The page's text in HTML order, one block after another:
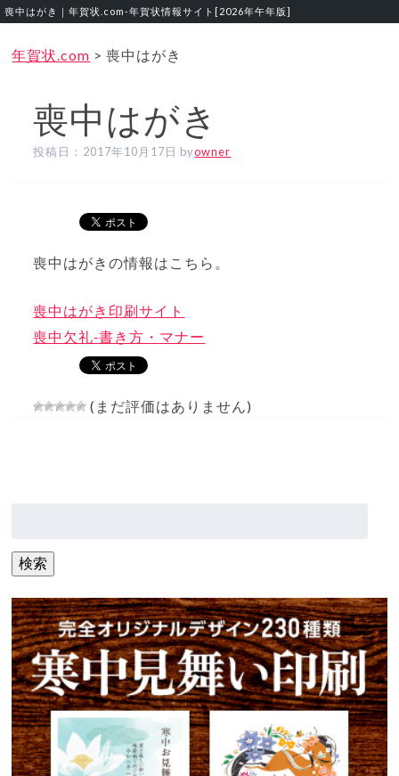
喪中はがき｜年賀状.com‐年賀状情報サイト[2026年午年版]
年賀状.com >喪中はがき
喪中はがき
投稿日： 2017年10月17日 byowner
喪中はがきの情報はこちら。
喪中はがき印刷サイト
喪中欠礼‐書き方・マナー
(まだ評価はありません)
検索